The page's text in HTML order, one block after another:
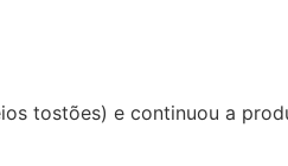
tostões) e continuou a